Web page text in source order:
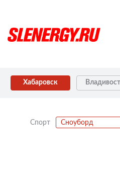
Хабаровск
Спорт Сноуборд